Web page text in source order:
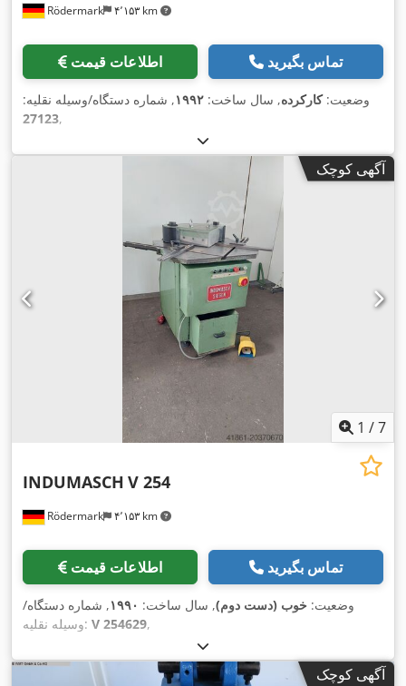
Rödermark ۴٬۱۵۳ km
اطلاعات قیمت تماس بگیرید
وضعیت:کارکرده, سال ساخت: ۱۹۹۲, شماره دستگاه/وسیله نقلیه:
27123,
آگهی کوچک
1 /7
Rödermark ۴٬۱۵۳ km
INDUMASCH V 254
اطلاعات قیمت تماس بگیرید
وضعیت: خوب (دست دوم), سال ساخت: ۱۹۹۰, شماره دستگاه/
وسیله نقلیه: V 254629,
آگهی کوچک